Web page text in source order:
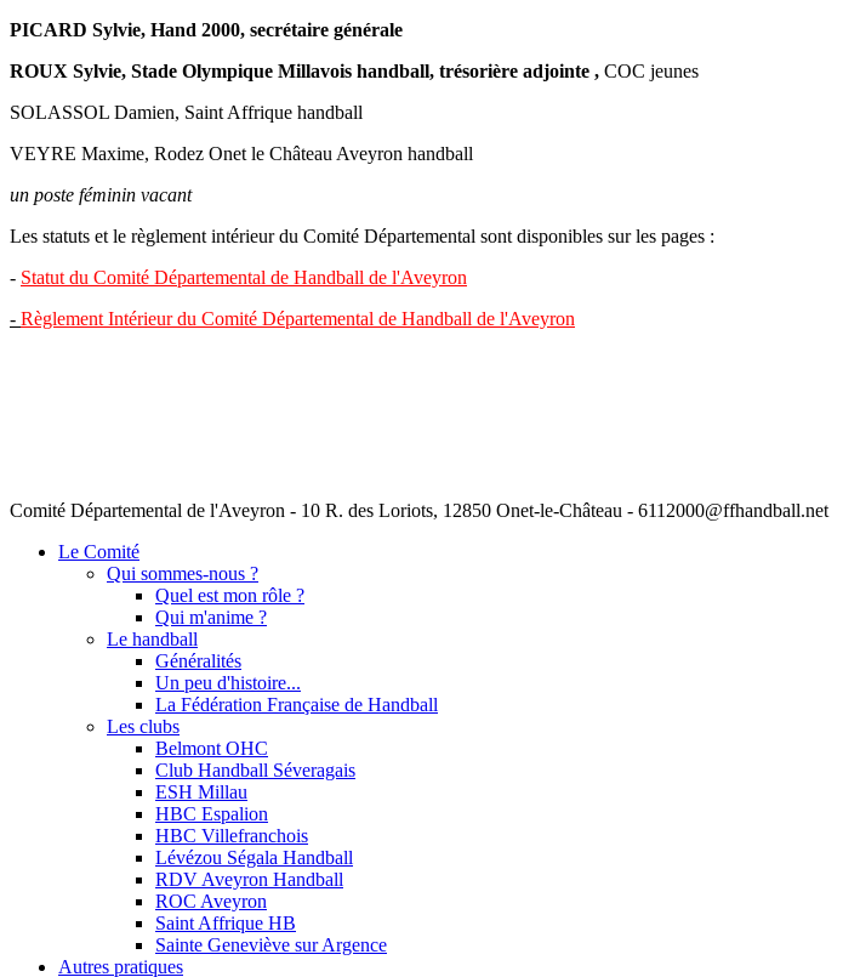
PICARD Sylvie, Hand 2000, secrétaire générale
ROUX Sylvie, Stade Olympique Millavois handball, trésorière adjointe , COC jeunes
SOLASSOL Damien, Saint Affrique handball
VEYRE Maxime, Rodez Onet le Château Aveyron handball
un poste féminin vacant
Les statuts et le règlement intérieur du Comité Départemental sont disponibles sur les pages :
- Statut du Comité Départemental de Handball de l'Aveyron
- Règlement Intérieur du Comité Départemental de Handball de l'Aveyron
Comité Départemental de l'Aveyron - 10 R. des Loriots, 12850 Onet-le-Château - 6112000@ffhandball.net
Le Comité
Qui sommes-nous ?
Quel est mon rôle ?
Qui m'anime ?
Le handball
Généralités
Un peu d'histoire...
La Fédération Française de Handball
Les clubs
Belmont OHC
Club Handball Séveragais
ESH Millau
HBC Espalion
HBC Villefranchois
Lévézou Ségala Handball
RDV Aveyron Handball
ROC Aveyron
Saint Affrique HB
Sainte Geneviève sur Argence
Autres pratiques